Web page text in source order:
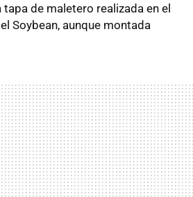
de maletero realizada en el
Soybean, aunque montada